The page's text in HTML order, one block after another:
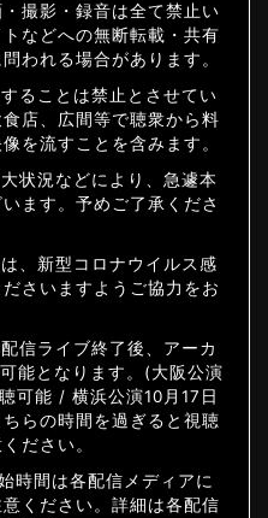
撮影・録音は全て禁止い
などへの無断転載・共有
われる場合があります。
ることは禁止とさせてい
店、広間等で聴衆から料
を流すことを含みます。
状況などにより、急遽本
ます。予めご了承くださ
、新型コロナウイルス感
さいますようご協力をお
信ライブ終了後、アーカ
能となります。(大阪公演
可能 / 横浜公演10月17日
らの時間を過ぎると視聴
ださい。
時間は各配信メディアに
ください。詳細は各配信